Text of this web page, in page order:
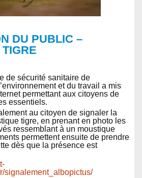
DU PUBLIC –
de sécurité sanitaire de
et du travail a mis
permettant aux citoyens de
essentiels.
au citoyen de signaler la
tigre, en prenant en photo les
ressemblant à un moustique
permettent ensuite de prendre
dès que la présence est
signalement_albopictus/